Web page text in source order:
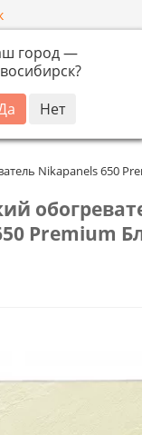
город —
?
+7 (913) 987-
Nikapanels 650
Premium